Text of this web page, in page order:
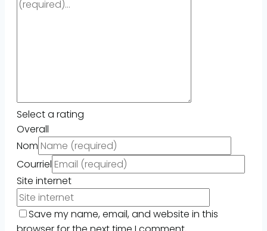
Select a rating
Overall
Nom
Courriel
Site internet
Save my name, email, and website in this